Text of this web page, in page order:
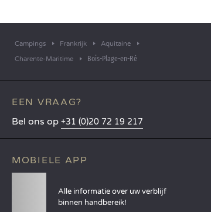
Campings Frankrijk
Aquitaine
Charente-Maritime
Bois-Plage-en-Ré
EEN VRAAG?
Bel ons op +31 (0)20 72 19 217
MOBIELE APP
Alle informatie over uw verblijf
binnen handbereik!